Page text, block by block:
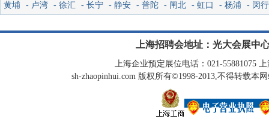
黄埔 - 卢湾 - 徐汇 - 长宁 - 静安 - 普陀 - 闸北 - 虹口 - 杨浦 - 闵行
上海招聘会地址：光大会展中
上海企业预定展位电话：021-55881075
sh-zhaopinhui.com 版权所有©1998-2013,不得转载本